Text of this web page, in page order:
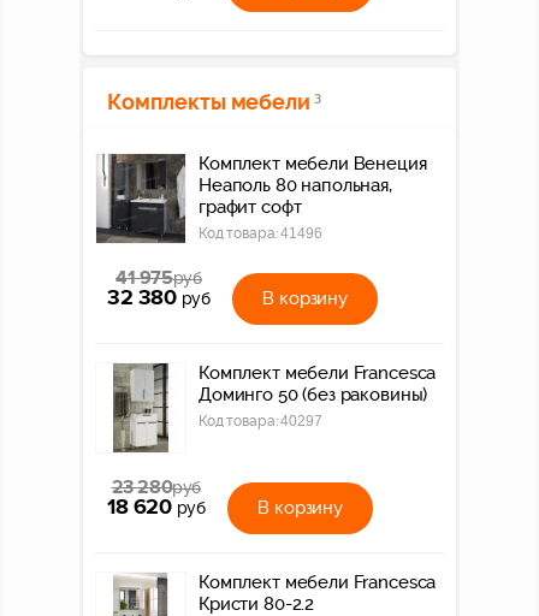
Комплекты мебели 3
Комплект мебели Венеция
Неаполь 80 напольная,
графит софт
Код товара:41496
41 975руб
32 380 руб В корзину
Комплект мебели Francesca
Доминго 50 (без раковины)
Код товара:40297
23 280руб
18 620 руб В корзину
Комплект мебели Francesca
Кристи 80-2.2